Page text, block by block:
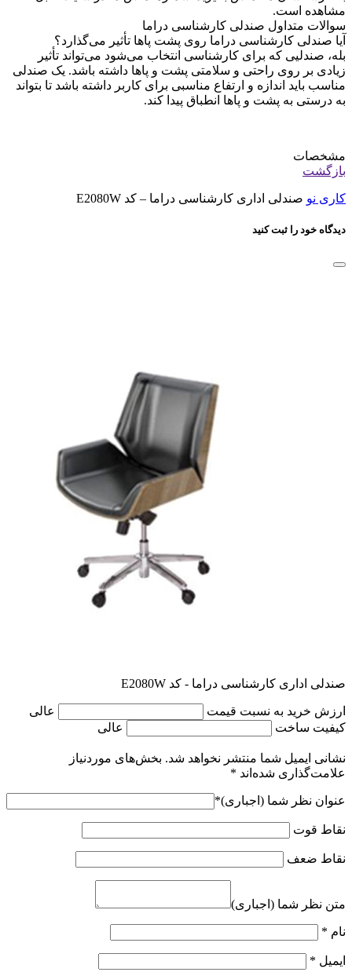
مشاهده است.
سوالات متداول صندلی کارشناسی دراما
آیا صندلی کارشناسی دراما روی پشت پاها تأثیر می‌گذارد؟
بله، صندلیی که برای کارشناسی انتخاب می‌شود می‌تواند تأثیر
زیادی بر روی راحتی و سلامتی پشت و پاها داشته باشد. یک صندلی
مناسب باید اندازه و ارتفاع مناسبی برای کاربر داشته باشد تا بتواند
به درستی به پشت و پاها انطباق پیدا کند.
مشخصات
بازگشت
کاری نو صندلی اداری کارشناسی دراما – کد E2080W
دیدگاه خود را ثبت کنید
صندلی اداری کارشناسی دراما - کد E2080W
ارزش خرید به نسبت قیمت
عالی
کیفیت ساخت
عالی
نشانی ایمیل شما منتشر نخواهد شد. بخش‌های موردنیاز
علامت‌گذاری شده‌اند *
عنوان نظر شما (اجباری)*
نقاط قوت
نقاط ضعف
متن نظر شما (اجباری)
نام *
ایمیل *